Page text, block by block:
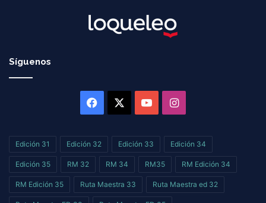
Síguenos
Facebook YouTubeInstagram
Edición 31 Edición 32 Edición 33 Edición 34
Edición 35 RM 32 RM 34 RM35 RM Edición 34
RM Edición 35 Ruta Maestra 33 Ruta Maestra ed 32